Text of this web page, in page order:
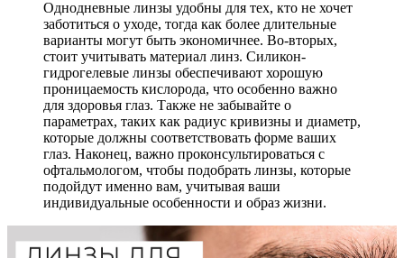
Однодневные линзы удобны для тех, кто не хочет
заботиться о уходе, тогда как более длительные
варианты могут быть экономичнее. Во-вторых,
стоит учитывать материал линз. Силикон-
гидрогелевые линзы обеспечивают хорошую
проницаемость кислорода, что особенно важно
для здоровья глаз. Также не забывайте о
параметрах, таких как радиус кривизны и диаметр,
которые должны соответствовать форме ваших
глаз. Наконец, важно проконсультироваться с
офтальмологом, чтобы подобрать линзы, которые
подойдут именно вам, учитывая ваши
индивидуальные особенности и образ жизни.